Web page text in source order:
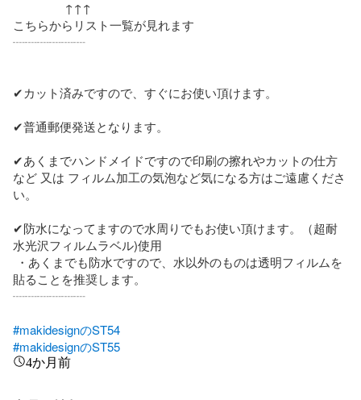
こちらからリスト一覧が見れます
┈┈┈┈┈┈
✔カット済みですので、すぐにお使い頂けます。
✔普通郵便発送となります。
✔あくまでハンドメイドですので印刷の擦れやカットの仕方
など 又は フィルム加工の気泡など気になる方はご遠慮くださ
い。
✔防水になってますので水周りでもお使い頂けます。（超耐
水光沢フィルムラベル)使用
貼ることを推奨します。
┈┈┈┈┈┈
#makidesignのST54
#makidesignのST55
4か月前